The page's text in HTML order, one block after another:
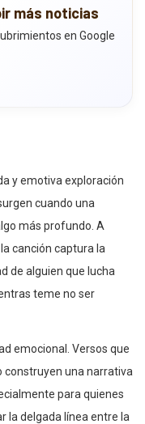
más noticias
en Google
y emotiva exploración
cuando una
más profundo. A
canción captura la
de alguien que lucha
teme no ser
emocional. Versos que
construyen una narrativa
para quienes
la delgada línea entre la